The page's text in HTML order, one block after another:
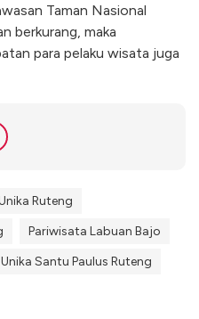
Taman Nasional
berkurang, maka
para pelaku wisata juga
Ruteng
Pariwisata Labuan Bajo
Unika Santu Paulus Ruteng